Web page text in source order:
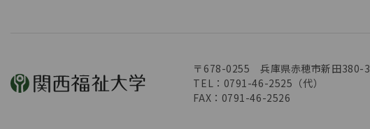
〒678-0255 兵庫県赤穂市新田380-3
TEL：0791-46-2525（代）
FAX：0791-46-2526